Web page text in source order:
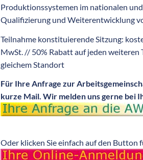
Produktionssystemen im nationalen
Qualifizierung und Weiterentwicklung
Teilnahme konstituierende Sitzung:
MwSt. // 50% Rabatt auf jeden
gleichem Standort
Für Ihre Anfrage zur
kurze Mail. Wir melden uns gerne bei
Oder klicken Sie einfach auf den Button